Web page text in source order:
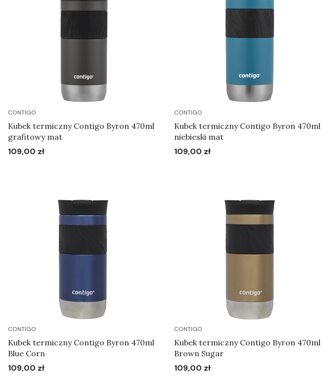
CONTIGO
Kubek termiczny Contigo Byron 470ml
grafitowy mat
Cena
109,00 zł
CONTIGO
Kubek termiczny Contigo Byron 470ml
niebieski mat
Cena
109,00 zł
CONTIGO
Kubek termiczny Contigo Byron 470ml
Blue Corn
Cena
109,00 zł
CONTIGO
Kubek termiczny Contigo Byron 470ml
Brown Sugar
Cena
109,00 zł